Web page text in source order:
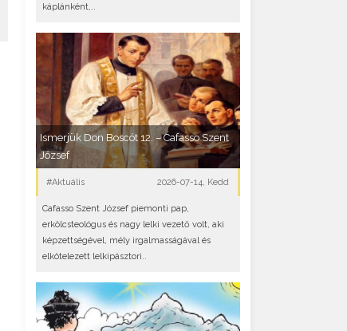
káplánként,..
Ismerjük Don Boscót 12. – Cafasso Szent
József
#Aktuális 2026-07-14, Kedd
Cafasso Szent József piemonti pap,
erkölcsteológus és nagy lelki vezető volt, aki
képzettségével, mély irgalmasságával és
elkötelezett lelkipásztori..